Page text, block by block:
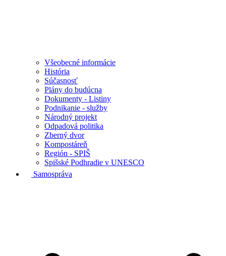
Všeobecné informácie
História
Súčasnosť
Plány do budúcna
Dokumenty - Listiny
Podnikanie - služby
Národný projekt
Odpadová politika
Zberný dvor
Kompostáreň
Región - SPIŠ
Spišské Podhradie v UNESCO
Samospráva